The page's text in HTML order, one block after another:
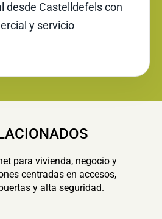
desde Castelldefels con
y servicio
para vivienda, negocio y
centradas en accesos,
y alta seguridad.